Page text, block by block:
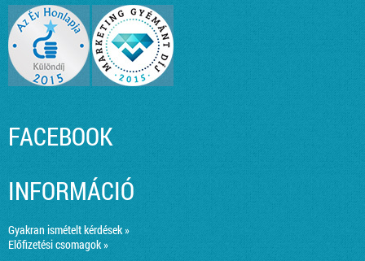
FACEBOOK
INFORMÁCIÓ
Gyakran ismételt kérdések »
Előfizetési csomagok »